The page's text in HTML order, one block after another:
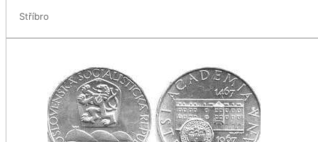
Stříbro